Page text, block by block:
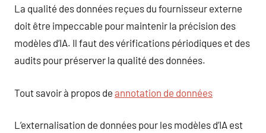
La qualité des données reçues du fournisseur externe
doit être impeccable pour maintenir la précision des
modèles d’IA. Il faut des vérifications périodiques et des
audits pour préserver la qualité des données.
Tout savoir à propos de annotation de données
L’externalisation de données pour les modèles d’IA est